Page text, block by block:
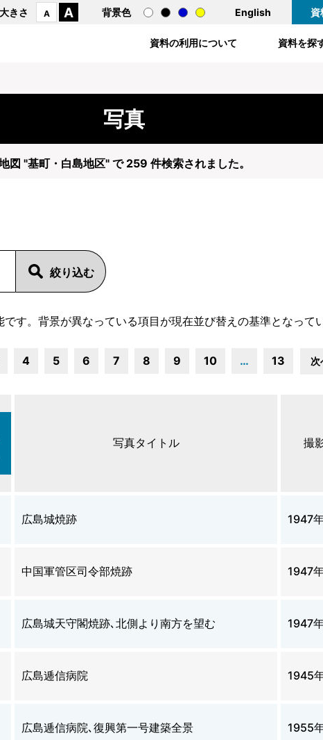
きさ A A 背景色 English 資
資料の利用について 資料を探
写真
図 "基町・白島地区" で 259 件検索されました。
す。背景が異なっている項目が現在並び替えの基準となってい
4 5 6 7 8 9 10 … 13 次
写真タイトル 撮
広島城焼跡 1947
中国軍管区司令部焼跡 1947
広島城天守閣焼跡､北側より南方を望む 1947
広島逓信病院 1945
広島逓信病院､復興第一号建築全景 1955